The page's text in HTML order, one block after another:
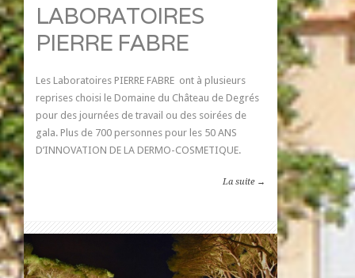
LABORATOIRES
PIERRE FABRE
Les Laboratoires PIERRE FABRE ont à plusieurs
reprises choisi le Domaine du Château de Degrés
pour des journées de travail ou des soirées de
gala. Plus de 700 personnes pour les 50 ANS
D’INNOVATION DE LA DERMO-COSMETIQUE.
La suite →